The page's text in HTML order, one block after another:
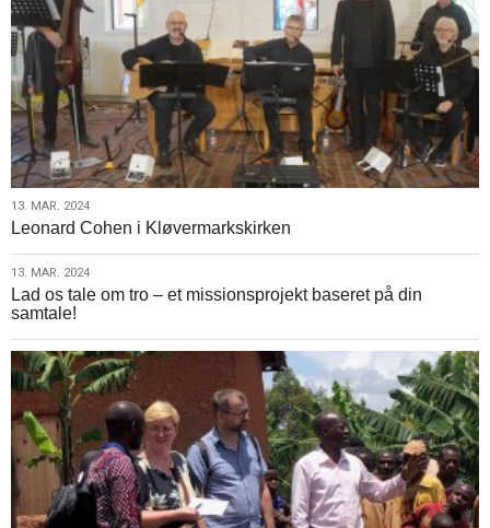
ledelse
13.
mar.
2024
13. MAR. 2024
Leonard Cohen i Kløvermarkskirken
13.
mar.
2024
13. MAR. 2024
Lad os tale om tro – et missionsprojekt baseret på din
samtale!